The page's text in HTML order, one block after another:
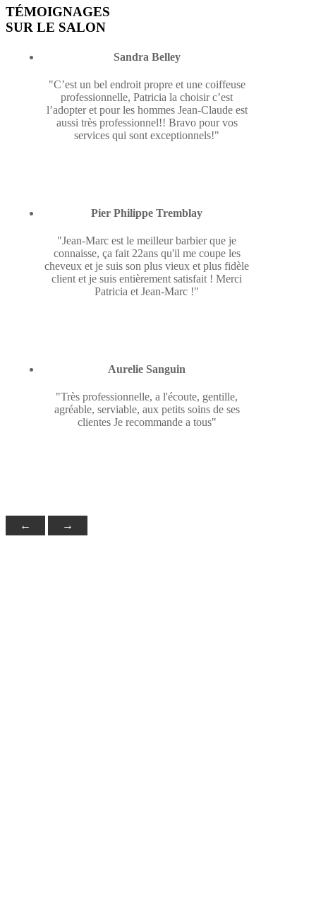
TÉMOIGNAGES
SUR LE SALON
Sandra Belley
"C’est un bel endroit propre et une coiffeuse
professionnelle, Patricia la choisir c’est
l’adopter et pour les hommes Jean-Claude est
aussi très professionnel!! Bravo pour vos
services qui sont exceptionnels!"
Pier Philippe Tremblay
"Jean-Marc est le meilleur barbier que je
connaisse, ça fait 22ans qu'il me coupe les
cheveux et je suis son plus vieux et plus fidèle
client et je suis entièrement satisfait ! Merci
Patricia et Jean-Marc !"
Aurelie Sanguin
"Très professionnelle, a l'écoute, gentille,
agréable, serviable, aux petits soins de ses
clientes Je recommande a tous"
← →